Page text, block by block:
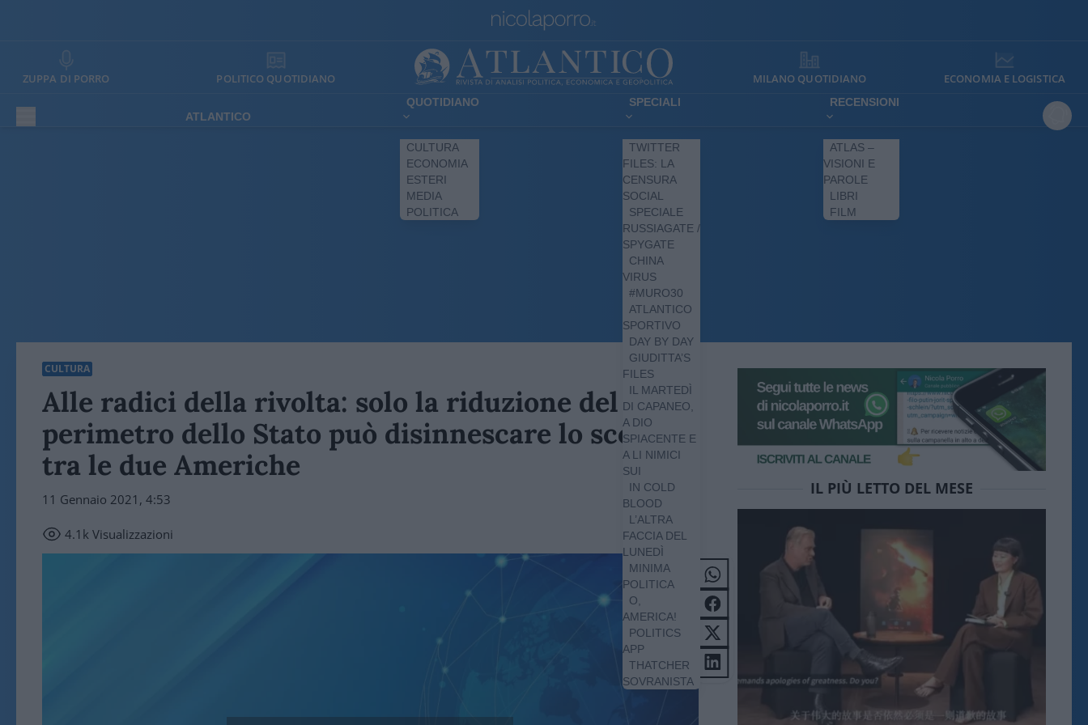
ZUPPA DI PORRO POLITICO QUOTIDIANO MILANO QUOTIDIANO ECONOMIA E LOGISTICA
ATLANTICO
QUOTIDIANO
CULTURA
ECONOMIA
ESTERI
MEDIA
POLITICA
SPECIALI
TWITTER
FILES: LA
CENSURA
SOCIAL
SPECIALE
RUSSIAGATE /
SPYGATE
CHINA
VIRUS
#MURO30
ATLANTICO
SPORTIVO
DAY BY DAY
GIUDITTA’S
FILES
IL MARTEDÌ
DI CAPANEO,
A DIO
SPIACENTE E
A LI NIMICI
SUI
IN COLD
BLOOD
L’ALTRA
FACCIA DEL
LUNEDÌ
MINIMA
POLITICA
O,
AMERICA!
POLITICS
APP
THATCHER
SOVRANISTA
RECENSIONI
ATLAS –
VISIONI E
PAROLE
LIBRI
FILM
CULTURA
Alle radici della rivolta: solo la riduzione del
perimetro dello Stato può disinnescare lo scontro
tra le due Americhe
11 Gennaio 2021, 4:53
4.1k Visualizzazioni
IL PIÙ LETTO DEL MESE